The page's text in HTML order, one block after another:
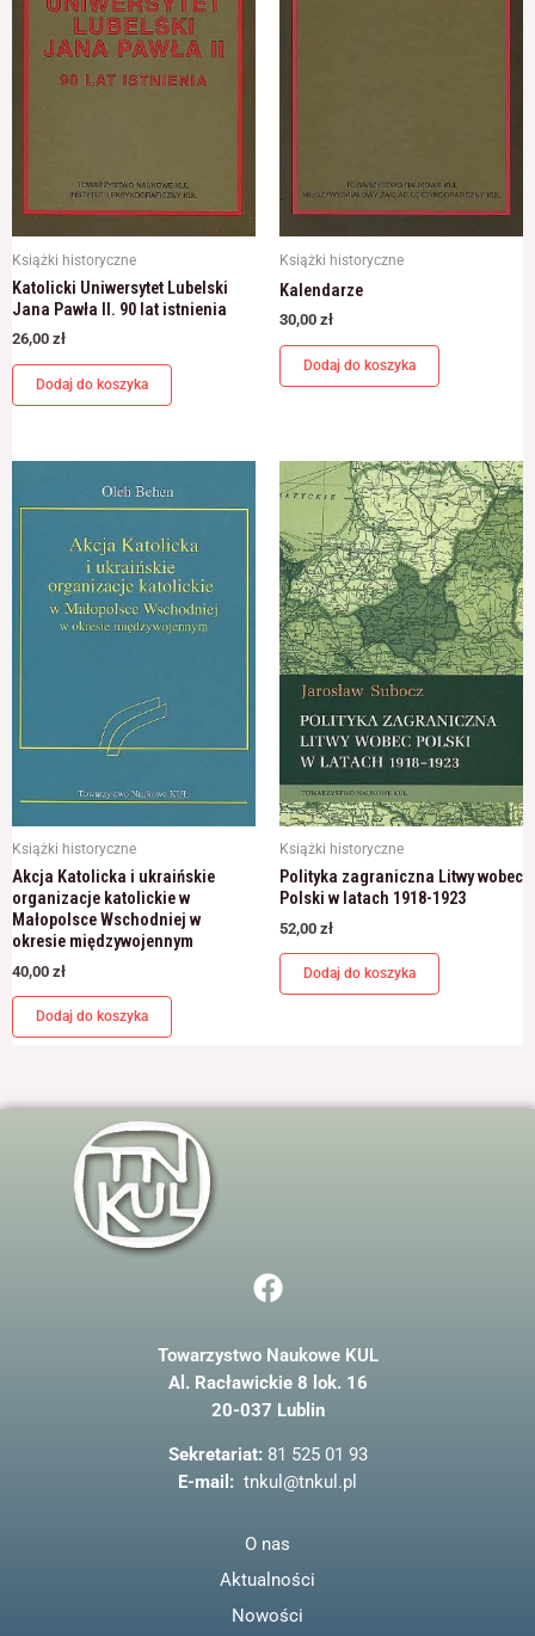
Książki historyczne
Katolicki Uniwersytet Lubelski
Jana Pawła II. 90 lat istnienia
26,00 zł
Dodaj do koszyka
Książki historyczne
Kalendarze
30,00 zł
Dodaj do koszyka
Książki historyczne
Akcja Katolicka i ukraińskie
organizacje katolickie w
Małopolsce Wschodniej w
okresie międzywojennym
40,00 zł
Dodaj do koszyka
Książki historyczne
Polityka zagraniczna Litwy wobec
Polski w latach 1918-1923
52,00 zł
Dodaj do koszyka
F
a
e
b
o
o
k
Towarzystwo Naukowe KUL
Al. Racławickie 8 lok. 16
20-037 Lublin
Sekretariat: 81 525 01 93
E-mail: tnkul@tnkul.pl
O nas
Aktualności
Nowości